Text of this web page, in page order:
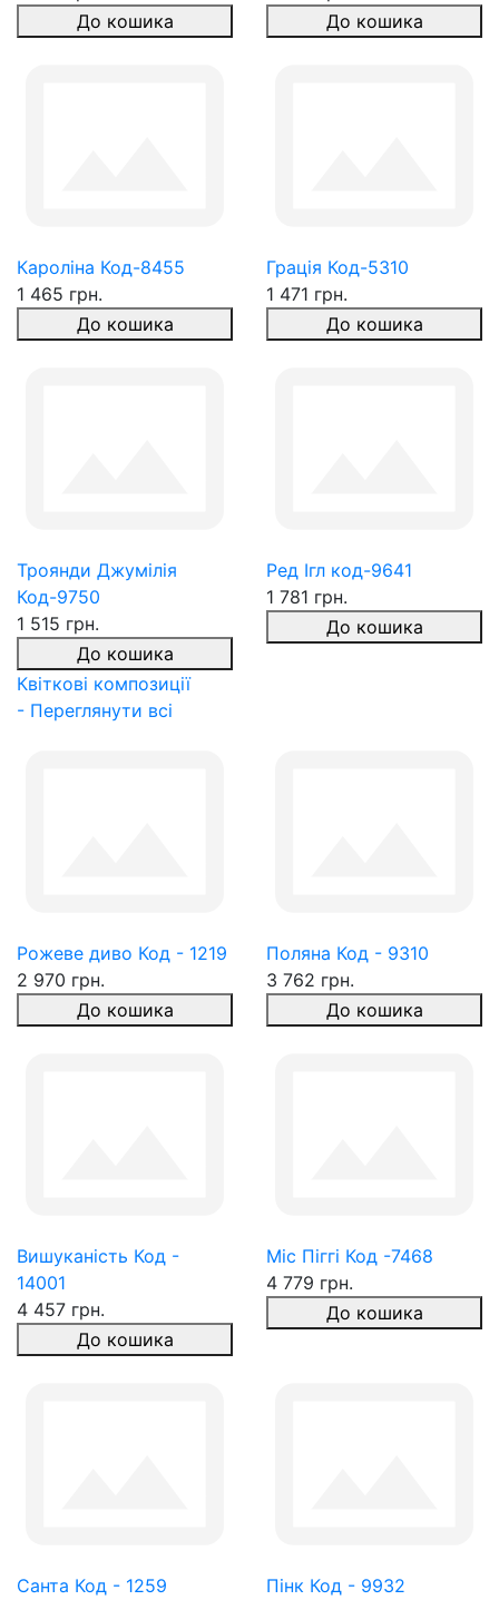
До кошика
До кошика
Кароліна Код-8455
1 465 грн.
До кошика
Грація Код-5310
1 471 грн.
До кошика
Троянди Джумілія
Код-9750
1 515 грн.
До кошика
Ред Ігл код-9641
1 781 грн.
До кошика
Квіткові композиції
- Переглянути всі
Рожеве диво Код - 1219
2 970 грн.
До кошика
Поляна Код - 9310
3 762 грн.
До кошика
Вишуканість Код -
14001
4 457 грн.
До кошика
Міс Піггі Код -7468
4 779 грн.
До кошика
Санта Код - 1259
Пінк Код - 9932